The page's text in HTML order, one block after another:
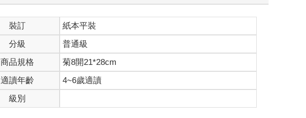
裝訂
紙本平裝
分級
普通級
商品規格
菊8開21*28cm
適讀年齡
4~6歲適讀
級別